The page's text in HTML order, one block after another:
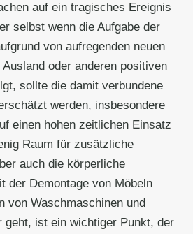
auf ein tragisches Ereignis
selbst wenn die Aufgabe der
von aufregenden neuen
oder anderen positiven
sollte die damit verbundene
werden, insbesondere
einen hohen zeitlichen Einsatz
Raum für zusätzliche
auch die körperliche
der Demontage von Möbeln
von Waschmaschinen und
geht, ist ein wichtiger Punkt, der